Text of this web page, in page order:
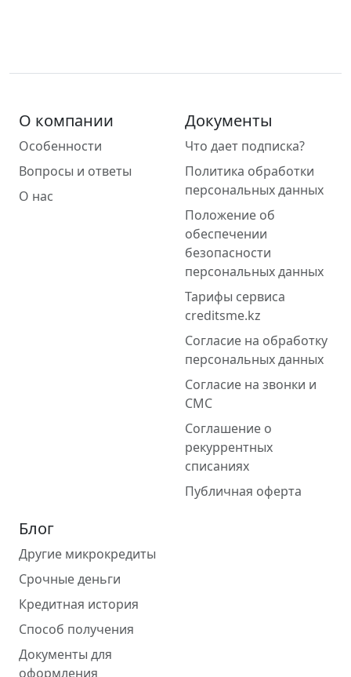
О компании
Особенности
Вопросы и ответы
О нас
Документы
Что дает подписка?
Политика обработки
персональных данных
Положение об
обеспечении
безопасности
персональных данных
Тарифы сервиса
creditsme.kz
Согласие на обработку
персональных данных
Согласие на звонки и
СМС
Соглашение о
рекуррентных
списаниях
Публичная оферта
Блог
Другие микрокредиты
Срочные деньги
Кредитная история
Способ получения
Документы для
оформления